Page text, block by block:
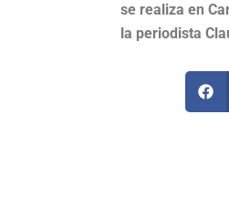
se realiza en
la periodista